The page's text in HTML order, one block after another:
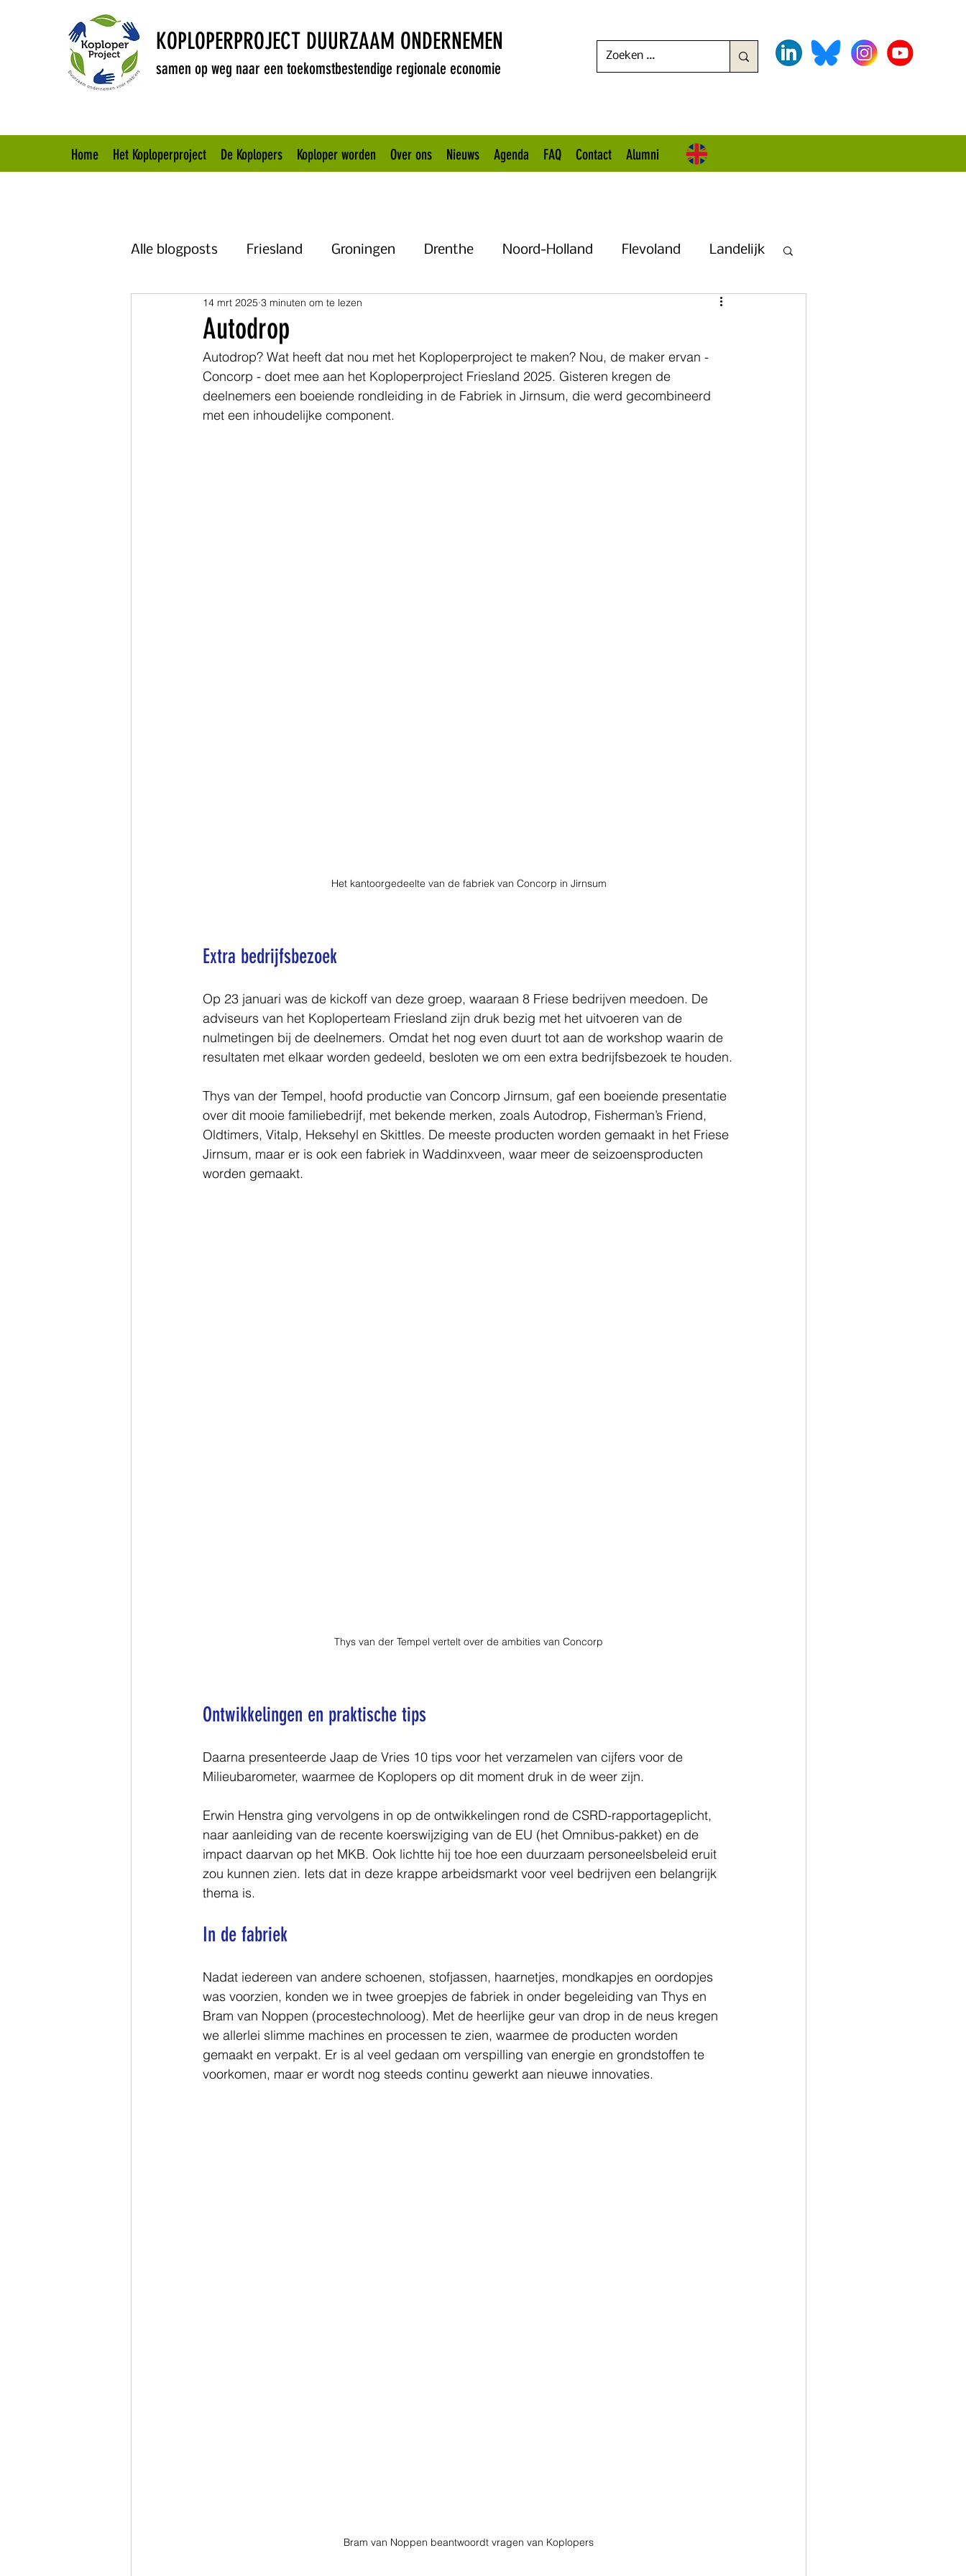
KOPLOPERPROJECT DUURZAAM ONDERNEMEN
samen op weg naar een toekomstbestendige regionale economie
Home Het Koploperproject De Koplopers Koploper worden Over ons Nieuws Agenda FAQ Contact Alumni
Alle blogposts Friesland Groningen Drenthe Noord-Holland Flevoland Landelijk
Brabant Overijssel Uitgelicht Flevoland + Overijssel
Zuid-Holland
Autodrop
14 mrt 2025 3 minuten om te lezen
Autodrop? Wat heeft dat nou met het Koploperproject te maken? Nou, de maker ervan -
Concorp - doet mee aan het Koploperproject Friesland 2025. Gisteren kregen de
deelnemers een boeiende rondleiding in de Fabriek in Jirnsum, die werd gecombineerd
met een inhoudelijke component.
Het kantoorgedeelte van de fabriek van Concorp in Jirnsum
Extra bedrijfsbezoek
Op 23 januari was de kickoff van deze groep, waaraan 8 Friese bedrijven meedoen. De
adviseurs van het Koploperteam Friesland zijn druk bezig met het uitvoeren van de
nulmetingen bij de deelnemers. Omdat het nog even duurt tot aan de workshop waarin de
resultaten met elkaar worden gedeeld, besloten we om een extra bedrijfsbezoek te houden.
Thys van der Tempel, hoofd productie van Concorp Jirnsum, gaf een boeiende presentatie
over dit mooie familiebedrijf, met bekende merken, zoals Autodrop, Fisherman’s Friend,
Oldtimers, Vitalp, Heksehyl en Skittles. De meeste producten worden gemaakt in het Friese
Jirnsum, maar er is ook een fabriek in Waddinxveen, waar meer de seizoensproducten
worden gemaakt.
Thys van der Tempel vertelt over de ambities van Concorp
Ontwikkelingen en praktische tips
Daarna presenteerde Jaap de Vries 10 tips voor het verzamelen van cijfers voor de
Milieubarometer, waarmee de Koplopers op dit moment druk in de weer zijn.
Erwin Henstra ging vervolgens in op de ontwikkelingen rond de CSRD-rapportageplicht,
naar aanleiding van de recente koerswijziging van de EU (het Omnibus-pakket) en de
impact daarvan op het MKB. Ook lichtte hij toe hoe een duurzaam personeelsbeleid eruit
zou kunnen zien. Iets dat in deze krappe arbeidsmarkt voor veel bedrijven een belangrijk
thema is.
In de fabriek
Nadat iedereen van andere schoenen, stofjassen, haarnetjes, mondkapjes en oordopjes
was voorzien, konden we in twee groepjes de fabriek in onder begeleiding van Thys en
Bram van Noppen (procestechnoloog). Met de heerlijke geur van drop in de neus kregen
we allerlei slimme machines en processen te zien, waarmee de producten worden
gemaakt en verpakt. Er is al veel gedaan om verspilling van energie en grondstoffen te
voorkomen, maar er wordt nog steeds continu gewerkt aan nieuwe innovaties.
Bram van Noppen beantwoordt vragen van Koplopers